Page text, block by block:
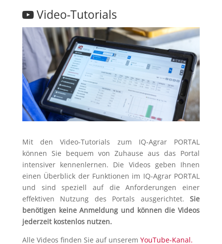
Video-Tutorials
Mit den Video-Tutorials zum IQ-Agrar PORTAL
können Sie bequem von Zuhause aus das Portal
intensiver kennenlernen. Die Videos geben Ihnen
einen Überblick der Funktionen im IQ-Agrar PORTAL
und sind speziell auf die Anforderungen einer
effektiven Nutzung des Portals ausgerichtet.Sie
benötigen keine Anmeldung und können die Videos
jederzeit kostenlos nutzen.
Alle Videos finden Sie auf unserem YouTube-Kanal.